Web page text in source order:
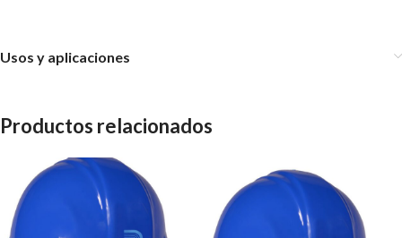
Usos y aplicaciones
Productos relacionados